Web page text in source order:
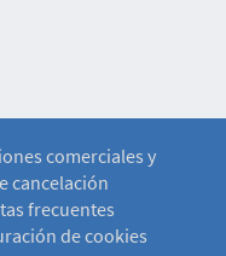
comerciales y
cancelación
frecuentes
de cookies